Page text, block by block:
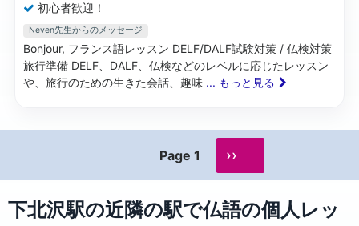
初心者歓迎！
Neven先生からのメッセージ
Bonjour, フランス語レッスン DELF/DALF試験対策 / 仏検対策
旅行準備 DELF、DALF、仏検などのレベルに応じたレッスン
や、旅行のための生きた会話、趣味 ... もっと見る
Page 1 ››
下北沢駅の近隣の駅で仏語の個人レッ